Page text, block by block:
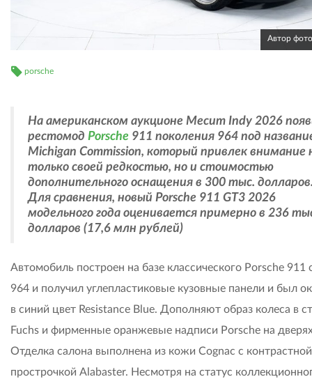
Автор
porsche
На американском аукционе Mecum Indy 2026
рестомод Porsche 911 поколения 964 под
Michigan Commission, который привлек внимание
только своей редкостью, но и стоимостью
дополнительного оснащения в 300 тыс.
Для сравнения, новый Porsche 911 GT3 2026
модельного года оценивается примерно в 236
долларов (17,6 млн рублей)
Автомобиль построен на базе классического Porsche 911
964 и получил углепластиковые кузовные панели и был
в синий цвет Resistance Blue. Дополняют образ колеса в
Fuchs и фирменные оранжевые надписи Porsche на
Отделка салона выполнена из кожи Cognac с контрастной
прострочкой Alabaster. Несмотря на статус